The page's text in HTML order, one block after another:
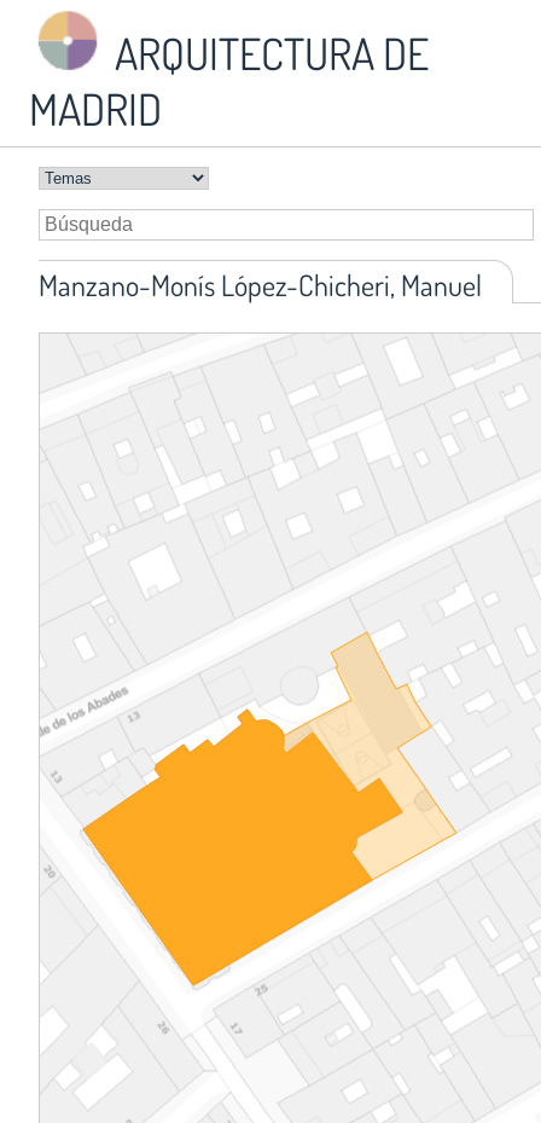
ARQUITECTURA DE
MADRID
Manzano-Monís López-Chicheri, Manuel